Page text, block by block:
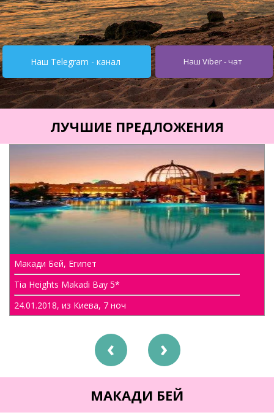
Страны
Турция от $195
Кипр от $251
Египет от $252
Тунис от $245
Италия от $355
Болгария от $62
ОАЭ от $345
Украина от $11
Туры
Горящие туры
Автобусные туры
Туры по Украине
Журнал ярких путешествий
Новости
Справочник туриста
Наш Telegram - канал Наш Viber - чат
ЛУЧШИЕ ПРЕДЛОЖЕНИЯ
Макади Бей, Египет
Tia Heights Makadi Bay 5*
24.01.2018, из Киева, 7 ноч
next
МАКАДИ БЕЙ